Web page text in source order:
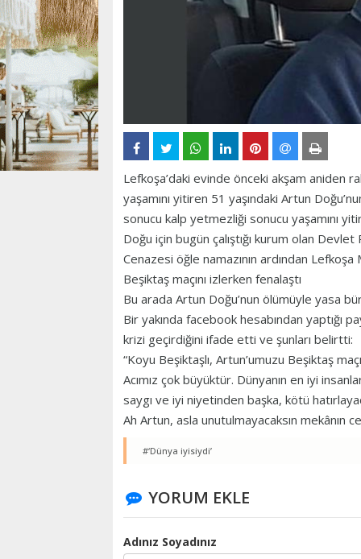
Lefkoşa’daki evinde önceki akşam aniden
yaşamını yitiren 51 yaşındaki Artun
sonucu kalp yetmezliği sonucu yaşamını
Doğu için bugün çalıştığı kurum olan
Cenazesi öğle namazının ardından Lefkoşa
Beşiktaş maçını izlerken fenalaştı
Bu arada Artun Doğu’nun ölümüyle yasa
Bir yakında facebook hesabından yaptığı
krizi geçirdiğini ifade etti ve şunları belirtti:
“Koyu Beşiktaşlı, Artun’umuzu Beşiktaş
Acımız çok büyüktür. Dünyanın en iyi
saygı ve iyi niyetinden başka, kötü
Ah Artun, asla unutulmayacaksın mekânın
#‘Dünya iyisiydi’
YORUM EKLE
Adınız Soyadınız